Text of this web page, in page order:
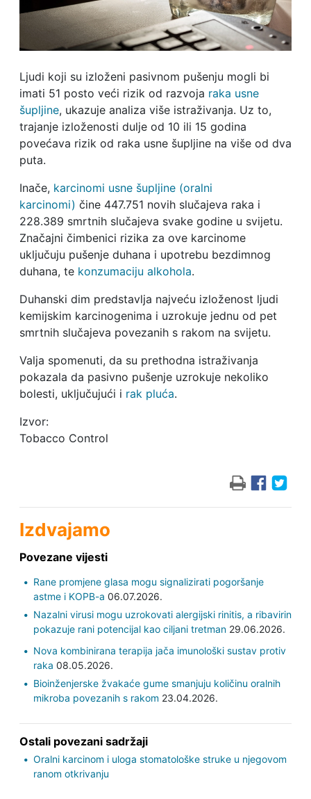
Ljudi koji su izloženi pasivnom pušenju mogli bi
imati 51 posto veći rizik od razvoja raka usne
šupljine, ukazuje analiza više istraživanja. Uz to,
trajanje izloženosti dulje od 10 ili 15 godina
povećava rizik od raka usne šupljine na više od dva
puta.
Inače, karcinomi usne šupljine (oralni
karcinomi) čine 447.751 novih slučajeva raka i
228.389 smrtnih slučajeva svake godine u svijetu.
Značajni čimbenici rizika za ove karcinome
uključuju pušenje duhana i upotrebu bezdimnog
duhana, tekonzumaciju alkohola.
Duhanski dim predstavlja najveću izloženost ljudi
kemijskim karcinogenima i uzrokuje jednu od pet
smrtnih slučajeva povezanih s rakom na svijetu.
Valja spomenuti, da su prethodna istraživanja
pokazala da pasivno pušenje uzrokuje nekoliko
bolesti, uključujući i rak pluća.
Izvor:
Tobacco Control
Izdvajamo
Povezane vijesti
Rane promjene glasa mogu signalizirati pogoršanje
astme i KOPB-a 06.07.2026.
Nazalni virusi mogu uzrokovati alergijski rinitis, a ribavirin
pokazuje rani potencijal kao ciljani tretman29.06.2026.
Nova kombinirana terapija jača imunološki sustav protiv
raka 08.05.2026.
Bioinženjerske žvakaće gume smanjuju količinu oralnih
mikroba povezanih s rakom 23.04.2026.
Ostali povezani sadržaji
Oralni karcinom i uloga stomatološke struke u njegovom
ranom otkrivanju